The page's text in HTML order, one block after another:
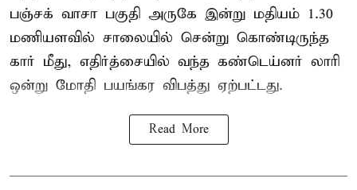
பஞ்சக் வாசா பகுதி அருகே இன்று மதியம் 1.30
மணியளவில் சாலையில் சென்று கொண்டிருந்த
கார் மீது, எதிர்த்சையில் வந்த கண்டெய்னர் லாரி
ஒன்று மோதி பயங்கர விபத்து ஏற்பட்டது.
Read More